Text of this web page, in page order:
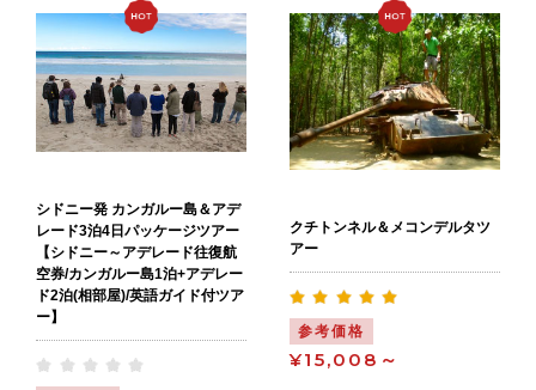
シドニー発 カンガルー島＆アデ
レード3泊4日パッケージツアー
【シドニー～アデレード往復航
空券/カンガルー島1泊+アデレー
ド2泊(相部屋)/英語ガイド付ツア
ー】
クチトンネル＆メコンデルタツ
アー
参考価格
¥15,008～